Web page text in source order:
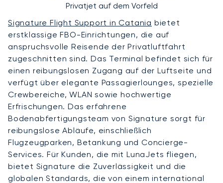
Privatjet auf dem Vorfeld
Signature Flight Support in Catania bietet
erstklassige FBO-Einrichtungen, die auf
anspruchsvolle Reisende der Privatluftfahrt
zugeschnitten sind. Das Terminal befindet sich für
einen reibungslosen Zugang auf der Luftseite und
verfügt über elegante Passagierlounges, spezielle
Crewbereiche, WLAN sowie hochwertige
Erfrischungen. Das erfahrene
Bodenabfertigungsteam von Signature sorgt für
reibungslose Abläufe, einschließlich
Flugzeugparken, Betankung und Concierge-
Services. Für Kunden, die mit LunaJets fliegen,
bietet Signature die Zuverlässigkeit und die
globalen Standards, die von einem international